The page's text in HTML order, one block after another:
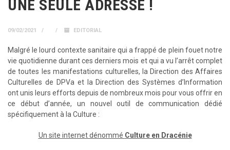
UNE SEULE ADRESSE !
09/02/2021 EDITORIAL
Malgré le lourd contexte sanitaire qui a frappé de plein fouet notre
vie quotidienne durant ces derniers mois et qui a vu l’arrêt complet
de toutes les manifestations culturelles, la Direction des Affaires
Culturelles de DPVa et la Direction des Systèmes d’Information
ont unis leurs efforts depuis de nombreux mois pour vous offrir en
ce début d’année, un nouvel outil de communication dédié
spécifiquement à la Culture :
Un site internet dénommé Culture en Dracénie